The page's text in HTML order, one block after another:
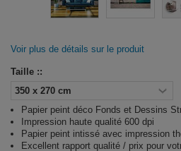
Voir plus de détails sur le produit
Taille ::
Papier peint déco Fonds et Dessins
Impression haute qualité 600 dpi
Papier peint intissé avec impression
Excellent rapport qualité / prix pour